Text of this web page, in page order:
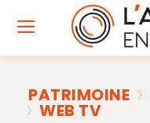
PATRIMOINE
WEB TV